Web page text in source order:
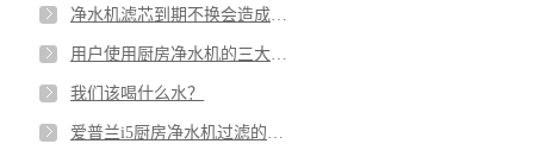
我们该喝什么水？